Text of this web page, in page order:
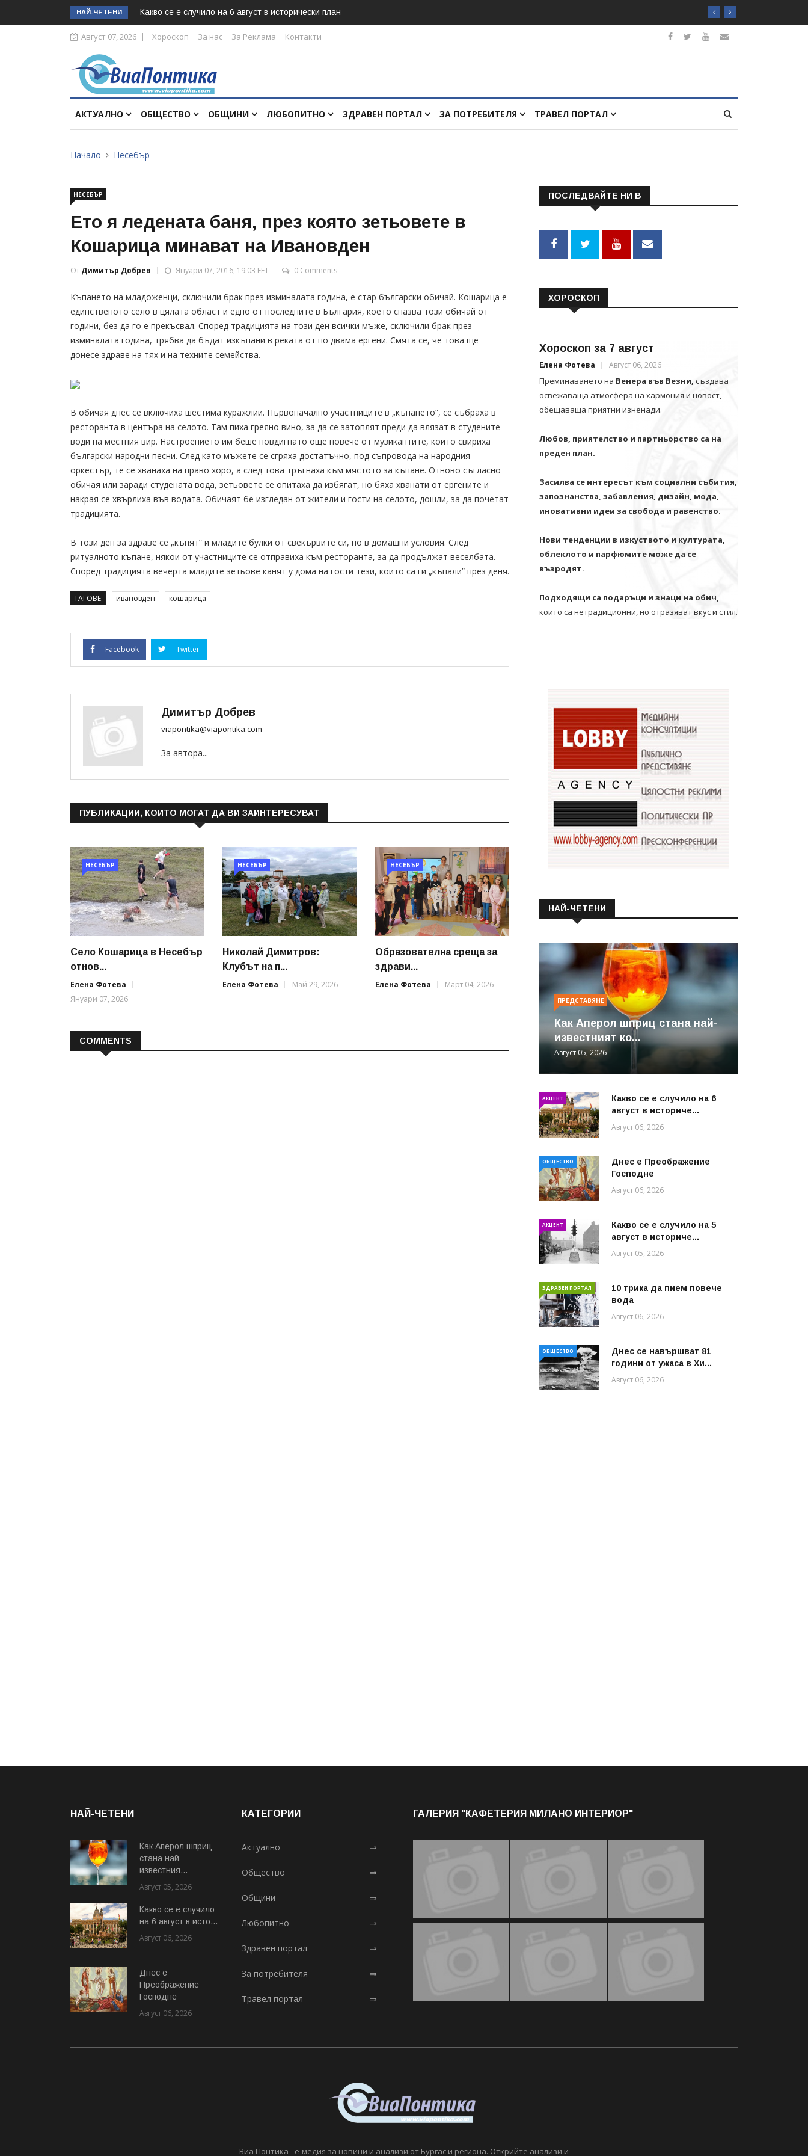
НАЙ-ЧЕТЕНИ Какво се е случило на 6 август в исторически план
Август 07, 2026 Хороскоп За нас За Реклама Контакти
АКТУАЛНО ОБЩЕСТВО ОБЩИНИ ЛЮБОПИТНО ЗДРАВЕН ПОРТАЛ ЗА ПОТРЕБИТЕЛЯ ТРАВЕЛ ПОРТАЛ
Начало Несебър
НЕСЕБЪР
Ето я ледената баня, през която зетьовете в
Кошарица минават на Ивановден
От Димитър Добрев Януари 07, 2016, 19:03 EET 0 Comments
Къпането на младоженци, сключили брак през изминалата година, е стар български обичай. Кошарица е
единственото село в цялата област и едно от последните в България, което спазва този обичай от
години, без да го е прекъсвал. Според традицията на този ден всички мъже, сключили брак през
изминалата година, трябва да бъдат изкъпани в реката от по двама ергени. Смята се, че това ще
донесе здраве на тях и на техните семейства.
В обичая днес се включиха шестима куражлии. Първоначално участниците в „къпането“, се събраха в
ресторанта в центъра на селото. Там пиха греяно вино, за да се затоплят преди да влязат в студените
води на местния вир. Настроението им беше повдигнато още повече от музикантите, които свириха
български народни песни. След като мъжете се сгряха достатъчно, под съпровода на народния
оркестър, те се хванаха на право хоро, а след това тръгнаха към мястото за къпане. Отново съгласно
обичая или заради студената вода, зетьовете се опитаха да избягат, но бяха хванати от ергените и
накрая се хвърлиха във водата. Обичаят бе изгледан от жители и гости на селото, дошли, за да почетат
традицията.
В този ден за здраве се „къпят” и младите булки от свекървите си, но в домашни условия. След
ритуалното къпане, някои от участниците се отправиха към ресторанта, за да продължат веселбата.
Според традицията вечерта младите зетьове канят у дома на гости тези, които са ги „къпали” през деня.
ТАГОВЕ: ивановден кошарица
Facebook Twitter
Димитър Добрев
viapontika@viapontika.com
За автора...
ПУБЛИКАЦИИ, КОИТО МОГАТ ДА ВИ ЗАИНТЕРЕСУВАТ
НЕСЕБЪР
Село Кошарица в Несебър
отнов...
Елена Фотева
Януари 07, 2026
НЕСЕБЪР
Николай Димитров:
Клубът на п...
Елена Фотева
Май 29, 2026
НЕСЕБЪР
Образователна среща за
здрави...
Елена Фотева
Март 04, 2026
COMMENTS
ПОСЛЕДВАЙТЕ НИ В
ХОРОСКОП
Хороскоп за 7 август
Елена Фотева Август 06, 2026
Преминаването на Венера във Везни, създава
освежаваща атмосфера на хармония и новост,
обещаваща приятни изненади.
Любов, приятелство и партньорство са на
преден план.
Засилва се интересът към социални събития,
запознанства, забавления, дизайн, мода,
иновативни идеи за свобода и равенство.
Нови тенденции в изкуството и културата,
облеклото и парфюмите може да се
възродят.
Подходящи са подаръци и знаци на обич,
които са нетрадиционни, но отразяват вкус и стил.
НАЙ-ЧЕТЕНИ
ПРЕДСТАВЯНЕ
Как Аперол шприц стана най-
известният ко...
Август 05, 2026
АКЦЕНТ
Какво се е случило на 6
август в историче...
Август 06, 2026
ОБЩЕСТВО
Днес е Преображение
Господне
Август 06, 2026
АКЦЕНТ
Какво се е случило на 5
август в историче...
Август 05, 2026
ЗДРАВЕН ПОРТАЛ
10 трика да пием повече
вода
Август 06, 2026
ОБЩЕСТВО
Днес се навършват 81
години от ужаса в Хи...
Август 06, 2026
НАЙ-ЧЕТЕНИ
Как Аперол шприц
стана най-
известния...
Август 05, 2026
Какво се е случило
на 6 август в исто...
Август 06, 2026
Днес е
Преображение
Господне
Август 06, 2026
КАТЕГОРИИ
Актуално ⇒
Общество ⇒
Общини ⇒
Любопитно ⇒
Здравен портал ⇒
За потребителя ⇒
Травел портал ⇒
ГАЛЕРИЯ "КАФЕТЕРИЯ МИЛАНО ИНТЕРИОР"
Виа Понтика - е-медия за новини и анализи от Бургас и региона. Открийте анализи и